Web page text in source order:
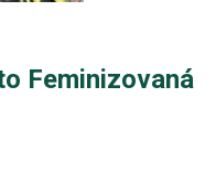
Feminizovaná